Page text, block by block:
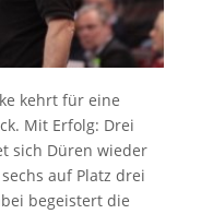
kehrt für eine
Mit Erfolg: Drei
sich Düren wieder
auf Platz drei
begeistert die